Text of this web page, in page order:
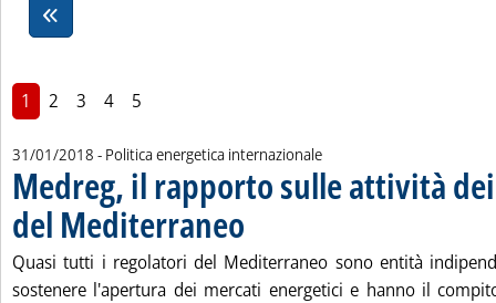
1 2 3 4 5
31/01/2018 - Politica energetica internazionale
Medreg, il rapporto sulle attività
del Mediterraneo
Quasi tutti i regolatori del Mediterraneo sono entità
sostenere l'apertura dei mercati energetici e hanno il